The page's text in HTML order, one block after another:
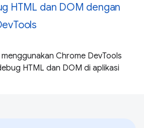
HTML dan DOM dengan
Chrome DevTools
HTML dan DOM di aplikasi